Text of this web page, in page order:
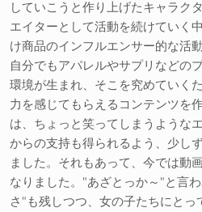
していこうと作り上げたキャラク
エイターとして活動を続けていく
け商品のインフルエンサー的な活
自分でもアパレルやサプリなどの
環境が生まれ、そこを究めていく
力を感じてもらえるコンテンツを
は、ちょっと笑ってしまうような
からの支持も得られるよう、少し
ました。それもあって、今では動
なりました。"あざとっか～"と言
さ"も残しつつ、女の子たちにと